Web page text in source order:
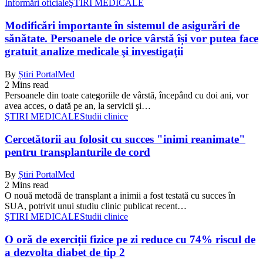
Informări oficialeŞTIRI MEDICALE
Modificări importante în sistemul de asigurări de
sănătate. Persoanele de orice vârstă își vor putea face
gratuit analize medicale şi investigaţii
By Știri PortalMed
2 Mins read
Persoanele din toate categoriile de vârstă, începând cu doi ani, vor
avea acces, o dată pe an, la servicii şi…
ŞTIRI MEDICALEStudii clinice
Cercetătorii au folosit cu succes "inimi reanimate"
pentru transplanturile de cord
By Știri PortalMed
2 Mins read
O nouă metodă de transplant a inimii a fost testată cu succes în
SUA, potrivit unui studiu clinic publicat recent…
ŞTIRI MEDICALEStudii clinice
O oră de exerciții fizice pe zi reduce cu 74% riscul de
a dezvolta diabet de tip 2